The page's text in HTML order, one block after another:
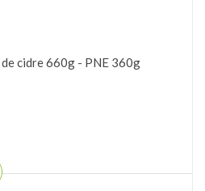
cidre 660g - PNE 360g